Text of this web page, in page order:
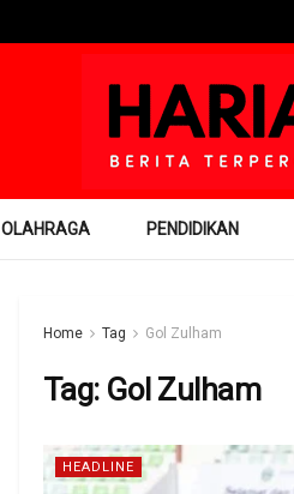
OLAHRAGA PENDIDIKAN
Home Tag Gol Zulham
Tag: Gol Zulham
HEADLINE